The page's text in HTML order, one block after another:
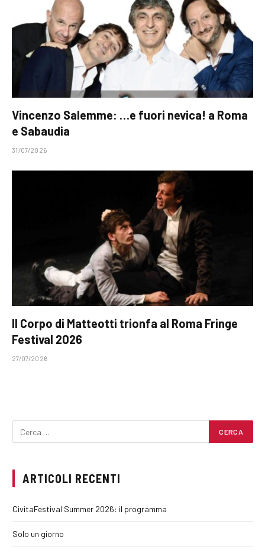
Vincenzo Salemme: …e fuori nevica! a Roma
e Sabaudia
31/07/2026
Il Corpo di Matteotti trionfa al Roma Fringe
Festival 2026
27/07/2026
ARTICOLI RECENTI
CivitaFestival Summer 2026: il programma
Solo un giorno